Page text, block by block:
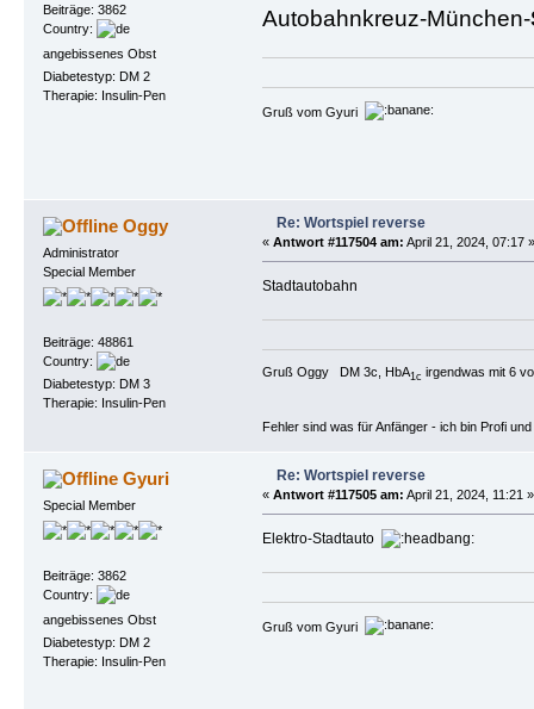
Beiträge: 3862
Country:
angebissenes Obst
Diabetestyp: DM 2
Therapie: Insulin-Pen
Autobahnkreuz-München-
Gruß vom Gyuri
Oggy
Administrator
Special Member
Beiträge: 48861
Country:
Diabetestyp: DM 3
Therapie: Insulin-Pen
Re: Wortspiel reverse
« Antwort #117504 am: April 21, 2024, 07:17 »
Stadtautobahn
Gruß Oggy DM 3c, HbA1c irgendwas mit 6
Fehler sind was für Anfänger - ich bin Profi
Gyuri
Special Member
Beiträge: 3862
Country:
angebissenes Obst
Diabetestyp: DM 2
Therapie: Insulin-Pen
Re: Wortspiel reverse
« Antwort #117505 am: April 21, 2024, 11:21 »
Elektro-Stadtauto
Gruß vom Gyuri